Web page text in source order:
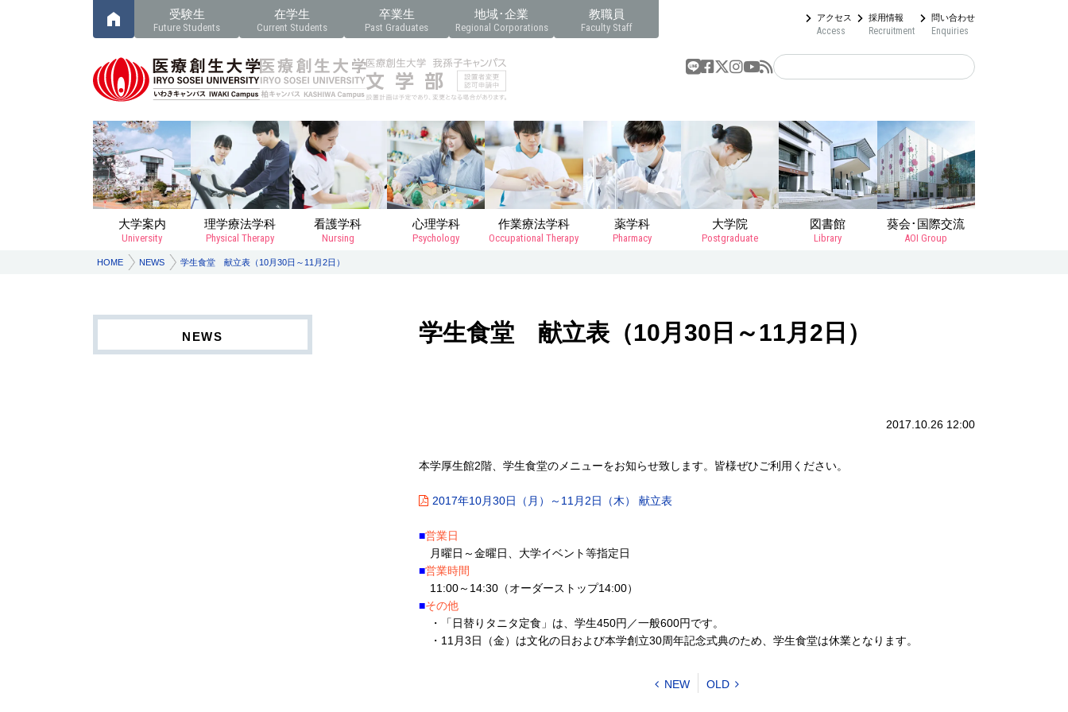
受験生
Future Students
在学生
Current Students
卒業生
Past Graduates
地域･企業
Regional Corporations
教職員
Faculty Staff
アクセス
Access
採用情報
Recruitment
問い合わせ
Enquiries
大学案内
University
理学療法学科
Physical Therapy
看護学科
Nursing
心理学科
Psychology
作業療法学科
Occupational Therapy
薬学科
Pharmacy
大学院
Postgraduate
図書館
Library
葵会･国際交流
AOI Group
HOME NEWS 学生食堂 献立表（10月30日～11月2日）
学生食堂 献立表（10月30日～11月2日）
2017.10.26 12:00
本学厚生館2階、学生食堂のメニューをお知らせ致します。皆様ぜひご利用ください。
2017年10月30日（月）～11月2日（木） 献立表
■営業日
月曜日～金曜日、大学イベント等指定日
■営業時間
11:00～14:30（オーダーストップ14:00）
■その他
・「日替りタニタ定食」は、学生450円／一般600円です。
・11月3日（金）は文化の日および本学創立30周年記念式典のため、学生食堂は休業となります。
NEW OLD
NEWS